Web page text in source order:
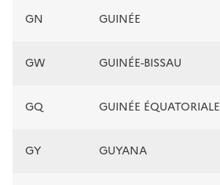
GN GUINÉE
GW GUINÉE-BISSAU
GQ GUINÉE ÉQUATORIALE
GY GUYANA